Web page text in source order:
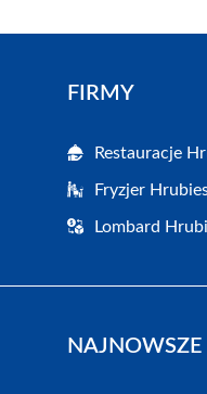
FIRMY
Restauracje
Fryzjer
Lombard